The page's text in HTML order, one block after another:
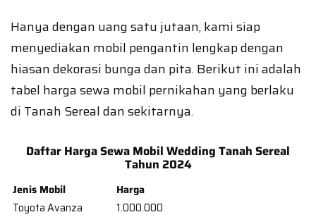
Hanya dengan uang satu jutaan, kami siap
menyediakan mobil pengantin lengkap dengan
hiasan dekorasi bunga dan pita. Berikut ini adalah
tabel harga sewa mobil pernikahan yang berlaku
di Tanah Sereal dan sekitarnya.
Daftar Harga Sewa Mobil Wedding Tanah Sereal
Tahun 2024
Jenis Mobil
Harga
Toyota Avanza
1.000.000